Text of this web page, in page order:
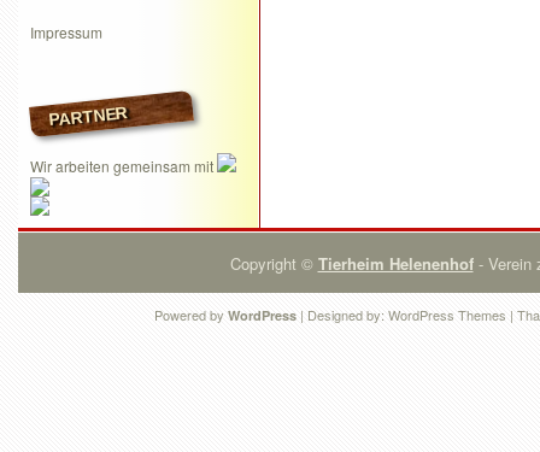
Impressum
PARTNER
Wir arbeiten gemeinsam mit
Copyright © Tierheim Helenenhof- Verein
Powered by WordPress | Designed by: WordPress Themes |